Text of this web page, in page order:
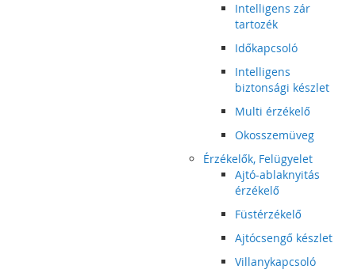
Intelligens zár
tartozék
Időkapcsoló
Intelligens
biztonsági készlet
Multi érzékelő
Okosszemüveg
Érzékelők, Felügyelet
Ajtó-ablaknyitás
érzékelő
Füstérzékelő
Ajtócsengő készlet
Villanykapcsoló